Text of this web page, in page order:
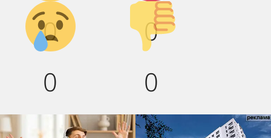
0 0
Грусть :(
0
Палец
вниз!
0